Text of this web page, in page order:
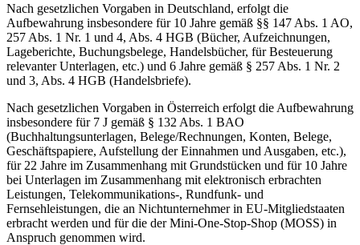
Nach gesetzlichen Vorgaben in Deutschland, erfolgt die
Aufbewahrung insbesondere für 10 Jahre gemäß §§ 147 Abs. 1 AO,
257 Abs. 1 Nr. 1 und 4, Abs. 4 HGB (Bücher, Aufzeichnungen,
Lageberichte, Buchungsbelege, Handelsbücher, für Besteuerung
relevanter Unterlagen, etc.) und 6 Jahre gemäß § 257 Abs. 1 Nr. 2
und 3, Abs. 4 HGB (Handelsbriefe).
Nach gesetzlichen Vorgaben in Österreich erfolgt die Aufbewahrung
insbesondere für 7 J gemäß § 132 Abs. 1 BAO
(Buchhaltungsunterlagen, Belege/Rechnungen, Konten, Belege,
Geschäftspapiere, Aufstellung der Einnahmen und Ausgaben, etc.),
für 22 Jahre im Zusammenhang mit Grundstücken und für 10 Jahre
bei Unterlagen im Zusammenhang mit elektronisch erbrachten
Leistungen, Telekommunikations-, Rundfunk- und
Fernsehleistungen, die an Nichtunternehmer in EU-Mitgliedstaaten
erbracht werden und für die der Mini-One-Stop-Shop (MOSS) in
Anspruch genommen wird.